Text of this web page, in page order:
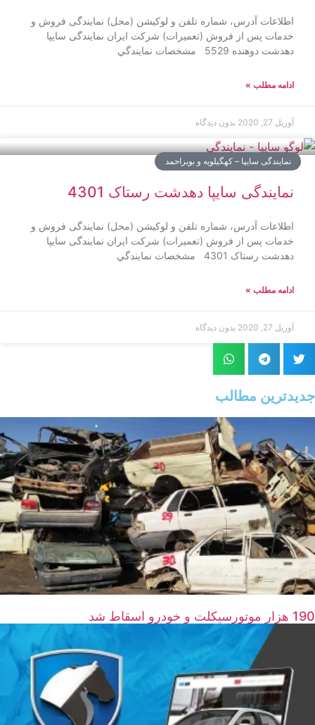
اطلاعات آدرس، شماره تلفن و لوکیشن (محل) نمایندگی فروش و
خدمات پس از فروش (تعمیرات) شرکت ایران نمایندگی سایپا
دهدشت دوهنده 5529 مشخصات نمايندگي
ادامه مطلب »
آوریل 27, 2020 بدون دیدگاه
نمایندگی سایپا – کهگیلویه و بویراحمد
نمایندگی سایپا دهدشت رستاک 4301
اطلاعات آدرس، شماره تلفن و لوکیشن (محل) نمایندگی فروش و
خدمات پس از فروش (تعمیرات) شرکت ایران نمایندگی سایپا
دهدشت رستاک 4301 مشخصات نمايندگي
ادامه مطلب »
آوریل 27, 2020 بدون دیدگاه
جدیدترین مطالب
190 هزار موتورسیکلت و خودرو اسقاط شد